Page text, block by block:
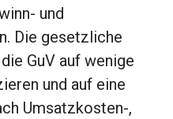
und
Die gesetzliche
GuV auf wenige
und auf eine
Umsatzkosten-,